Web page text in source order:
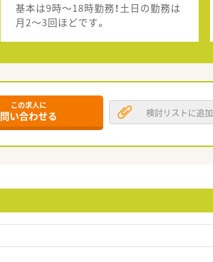
基本は9時～18時勤務！土日の勤務は
月2～3回ほどです。
この求人に
問い合わせる 検討リストに追加